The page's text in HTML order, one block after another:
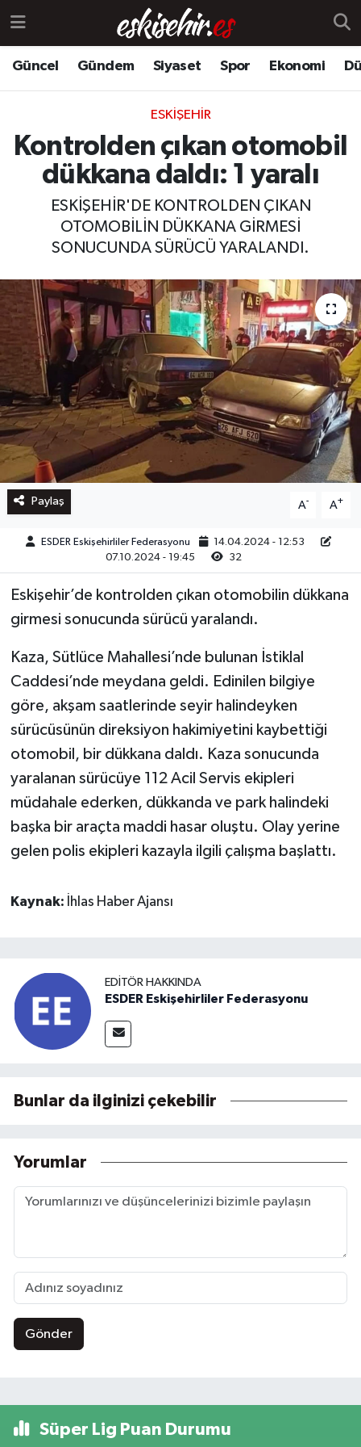
Güncel Gündem Siyaset Spor Ekonomi
ESKIŞEHIR
Kontrolden çıkan otomobil
dükkana daldı: 1 yaralı
ESKİŞEHİR'DE KONTROLDEN ÇIKAN
OTOMOBİLİN DÜKKANA GİRMESİ
SONUCUNDA SÜRÜCÜ YARALANDI.
Paylaş A- A+
ESDER Eskişehirliler Federasyonu
14.04.2024 - 12:53
07.10.2024 - 19:45
32
Eskişehir’de kontrolden çıkan otomobilin dükkana
girmesi sonucunda sürücü yaralandı.
Kaza, Sütlüce Mahallesi’nde bulunan İstiklal
Caddesi’nde meydana geldi. Edinilen bilgiye
göre, akşam saatlerinde seyir halindeyken
sürücüsünün direksiyon hakimiyetini kaybettiği
otomobil, bir dükkana daldı. Kaza sonucunda
yaralanan sürücüye 112 Acil Servis ekipleri
müdahale ederken, dükkanda ve park halindeki
başka bir araçta maddi hasar oluştu. Olay yerine
gelen polis ekipleri kazayla ilgili çalışma başlattı.
Kaynak: İhlas Haber Ajansı
EDITÖR HAKKINDA
ESDER Eskişehirliler Federasyonu
Bunlar da ilginizi çekebilir
Yorumlar
Gönder
Süper Lig Puan Durumu